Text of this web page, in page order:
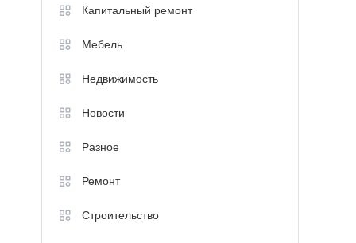
Капитальный ремонт
Мебель
Недвижимость
Новости
Разное
Ремонт
Строительство